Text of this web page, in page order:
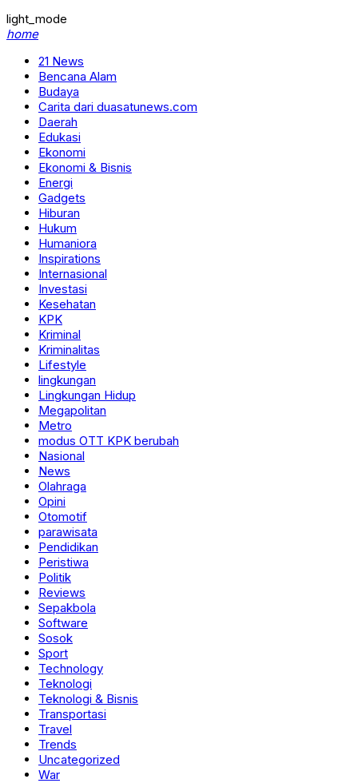
light_mode
home
21 News
Bencana Alam
Budaya
Carita dari duasatunews.com
Daerah
Edukasi
Ekonomi
Ekonomi & Bisnis
Energi
Gadgets
Hiburan
Hukum
Humaniora
Inspirations
Internasional
Investasi
Kesehatan
KPK
Kriminal
Kriminalitas
Lifestyle
lingkungan
Lingkungan Hidup
Megapolitan
Metro
modus OTT KPK berubah
Nasional
News
Olahraga
Opini
Otomotif
parawisata
Pendidikan
Peristiwa
Politik
Reviews
Sepakbola
Software
Sosok
Sport
Technology
Teknologi
Teknologi & Bisnis
Transportasi
Travel
Trends
Uncategorized
War